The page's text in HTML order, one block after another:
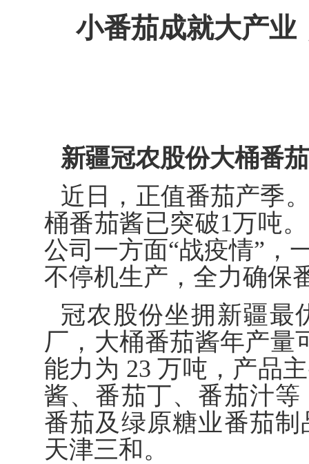
小番茄成就大产业
新疆冠农股份大桶番
近日，正值番茄产季
桶番茄酱已突破1万吨
公司一方面“战疫情”，
不停机生产，全力确保
冠农股份坐拥新疆最
厂，大桶番茄酱年产量
能力为 23 万吨，产品
酱、番茄丁、番茄汁
番茄及绿原糖业番茄
天津三和。